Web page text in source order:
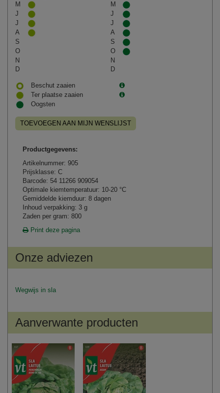
M
M
J
J
J
J
A
A
S
S
O
O
N
N
D
D
Beschut zaaien
Ter plaatse zaaien
Oogsten
TOEVOEGEN AAN MIJN WENSLIJST
Productgegevens:
Artikelnummer: 905
Prijsklasse: C
Barcode: 54 11266 909054
Optimale kiemtemperatuur: 10-20 °C
Gemiddelde kiemduur: 8 dagen
Inhoud verpakking: 3 g
Zaden per gram: 800
Print deze pagina
Onze adviezen
Wegwijs in sla
Aanverwante producten